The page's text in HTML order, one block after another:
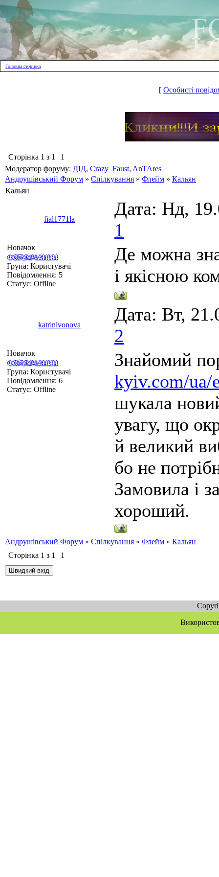
Головна сторінка
[ Особисті
Сторінка 1 з 1
1
Модератор форуму: ДІД, Crazy_Faust, AnTAres
Андрушівський Форум » Спілкування » Флейм » Кальян
Кальян
fial1771la
Дата: Нд,
1
Новачок
Група: Користувачі
Повідомлення: 5
Статус: Offline
Де можна
і якісною
katrinivonova
Дата: Вт,
2
Новачок
Група: Користувачі
Повідомлення: 6
Статус: Offline
Знайомий
kyiv.com/ua/
шукала
увагу, що
й великий
бо не
Замовила і
хороший.
Андрушівський Форум » Спілкування » Флейм » Кальян
Сторінка 1 з 1 1